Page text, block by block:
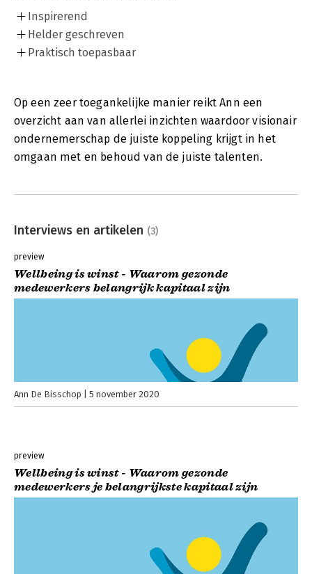
Inspirerend
Helder geschreven
Praktisch toepasbaar
Op een zeer toegankelijke manier reikt Ann een
overzicht aan van allerlei inzichten waardoor visionair
ondernemerschap de juiste koppeling krijgt in het
omgaan met en behoud van de juiste talenten.
Interviews en artikelen (3)
preview
Wellbeing is winst - Waarom gezonde
medewerkers belangrijk kapitaal zijn
Ann De Bisschop 5 november 2020
preview
Wellbeing is winst - Waarom gezonde
medewerkers je belangrijkste kapitaal zijn